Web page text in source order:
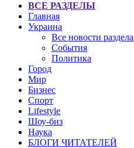
ВСЕ РАЗДЕЛЫ
Главная
Украина
Все новости раздела
События
Политика
Город
Мир
Бизнес
Спорт
Lifestyle
Шоу-биз
Наука
БЛОГИ ЧИТАТЕЛЕЙ